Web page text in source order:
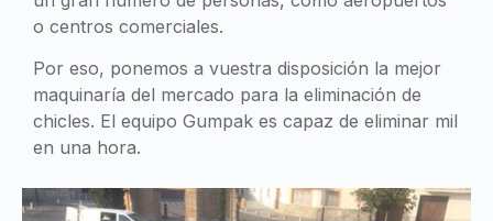
o centros comerciales.
Por eso, ponemos a vuestra disposición la mejor
maquinaría del mercado para la eliminación de
chicles. El equipo Gumpak es capaz de eliminar mil
en una hora.